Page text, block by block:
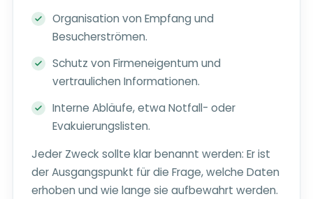
Organisation von Empfang und
Besucherströmen.
Schutz von Firmeneigentum und
vertraulichen Informationen.
Interne Abläufe, etwa Notfall- oder
Evakuierungslisten.
Jeder Zweck sollte klar benannt werden: Er ist
der Ausgangspunkt für die Frage, welche Daten
erhoben und wie lange sie aufbewahrt werden.